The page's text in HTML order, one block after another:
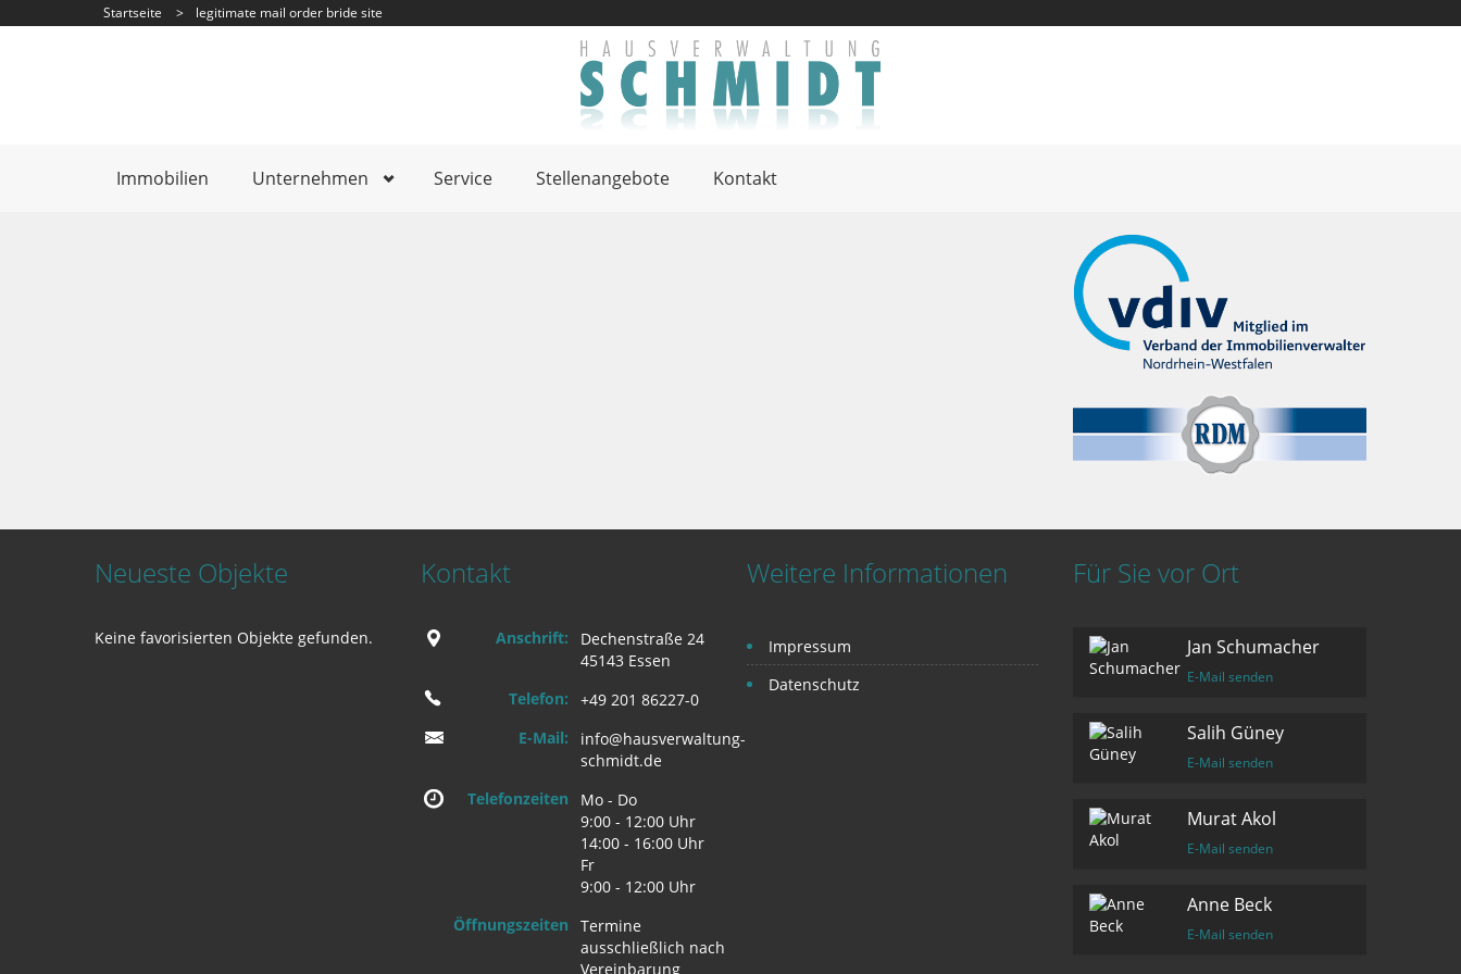
Startseite > legitimate mail order bride site
Immobilien Unternehmen Service Stellenangebote Kontakt
Neueste Objekte
Keine favorisierten Objekte gefunden.
Kontakt
Anschrift:
Dechenstraße 24
45143 Essen
Telefon:
+49 201 86227-0
E-Mail:
info@hausverwaltung-
schmidt.de
Telefonzeiten
Mo - Do
9:00 - 12:00 Uhr
14:00 - 16:00 Uhr
Fr
9:00 - 12:00 Uhr
Öffnungszeiten
Termine
ausschließlich nach
Vereinbarung
Weitere Informationen
Impressum
Datenschutz
Für Sie vor Ort
Jan Schumacher
E-Mail senden
Salih Güney
E-Mail senden
Murat Akol
E-Mail senden
Anne Beck
E-Mail senden